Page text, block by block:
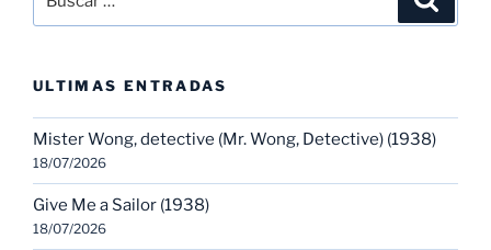
por:
ULTIMAS ENTRADAS
Mister Wong, detective (Mr. Wong, Detective) (1938)
18/07/2026
Give Me a Sailor (1938)
18/07/2026